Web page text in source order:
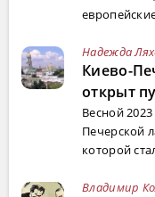
Надежда
Киево-
открыт
Весной
Печерской
которой
Владимир